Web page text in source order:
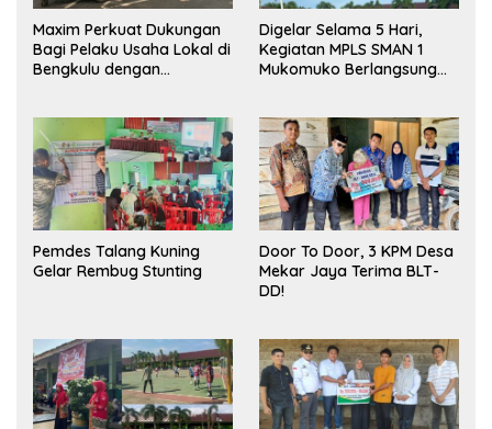
Maxim Perkuat Dukungan
Bagi Pelaku Usaha Lokal di
Bengkulu dengan
Pasar
Digelar Selama 5 Hari,
Kegiatan MPLS SMAN 1
Mukomuko Berlangsung
Pemdes Talang Kuning
Gelar Rembug Stunting
Door To Door, 3 KPM Desa
Mekar Jaya Terima BLT-
DD!